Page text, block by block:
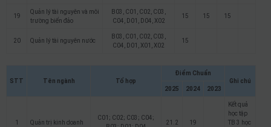
19
Quản lý tài nguyên và môi
trường biển đảo
B03, C01, C02, C03,
C04, D01, D04, X02
15 15 15
20 Quản lý tài nguyên nước
B03, C01, C02, C03,
C04, D01, X01, X02
15
STT Tên ngành Tổ hợp
Điểm Chuẩn
Ghi chú
2025
2024 2023
1 Quản trị kinh doanh
C01; C02; C03; C04;
21.2 19
Kết quả
học tập
TB 3 học